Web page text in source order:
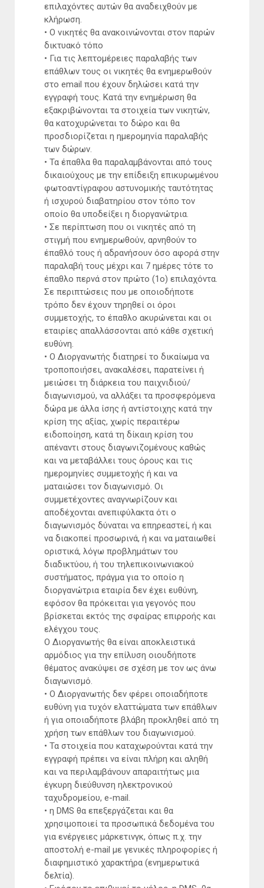
επιλαχόντες αυτών θα αναδειχθούν με
κλήρωση.
• Ο νικητές θα ανακοινώνονται στον παρών
δικτυακό τόπο
• Για τις λεπτομέρειες παραλαβής των
επάθλων τους οι νικητές θα ενημερωθούν
στο email που έχουν δηλώσει κατά την
εγγραφή τους. Κατά την ενημέρωση θα
εξακριβώνονται τα στοιχεία των νικητών,
θα κατοχυρώνεται το δώρο και θα
προσδιορίζεται η ημερομηνία παραλαβής
των δώρων.
• Τα έπαθλα θα παραλαμβάνονται από τους
δικαιούχους με την επίδειξη επικυρωμένου
φωτοαντίγραφου αστυνομικής ταυτότητας
ή ισχυρού διαβατηρίου στον τόπο τον
οποίο θα υποδείξει η διοργανώτρια.
• Σε περίπτωση που οι νικητές από τη
στιγμή που ενημερωθούν, αρνηθούν το
έπαθλό τους ή αδρανήσουν όσο αφορά στην
παραλαβή τους μέχρι και 7 ημέρες τότε το
έπαθλο περνά στον πρώτο (1ο) επιλαχόντα.
Σε περιπτώσεις που με οποιοδήποτε
τρόπο δεν έχουν τηρηθεί οι όροι
συμμετοχής, το έπαθλο ακυρώνεται και οι
εταιρίες απαλλάσσονται από κάθε σχετική
ευθύνη.
• Ο Διοργανωτής διατηρεί το δικαίωμα να
τροποποιήσει, ανακαλέσει, παρατείνει ή
μειώσει τη διάρκεια του παιχνιδιού/
διαγωνισμού, να αλλάξει τα προσφερόμενα
δώρα με άλλα ίσης ή αντίστοιχης κατά την
κρίση της αξίας, χωρίς περαιτέρω
ειδοποίηση, κατά τη δίκαιη κρίση του
απέναντι στους διαγωνιζομένους καθώς
και να μεταβάλλει τους όρους και τις
ημερομηνίες συμμετοχής ή και να
ματαιώσει τον διαγωνισμό. Οι
συμμετέχοντες αναγνωρίζουν και
αποδέχονται ανεπιφύλακτα ότι ο
διαγωνισμός δύναται να επηρεαστεί, ή και
να διακοπεί προσωρινά, ή και να ματαιωθεί
οριστικά, λόγω προβλημάτων του
διαδικτύου, ή του τηλεπικοινωνιακού
συστήματος, πράγμα για το οποίο η
διοργανώτρια εταιρία δεν έχει ευθύνη,
εφόσον θα πρόκειται για γεγονός που
βρίσκεται εκτός της σφαίρας επιρροής και
ελέγχου τους.
Ο Διοργανωτής θα είναι αποκλειστικά
αρμόδιος για την επίλυση οιουδήποτε
θέματος ανακύψει σε σχέση με τον ως άνω
διαγωνισμό.
• Ο Διοργανωτής δεν φέρει οποιαδήποτε
ευθύνη για τυχόν ελαττώματα των επάθλων
ή για οποιαδήποτε βλάβη προκληθεί από τη
χρήση των επάθλων του διαγωνισμού.
• Τα στοιχεία που καταχωρούνται κατά την
εγγραφή πρέπει να είναι πλήρη και αληθή
και να περιλαμβάνουν απαραιτήτως μια
έγκυρη διεύθυνση ηλεκτρονικού
ταχυδρομείου, e-mail.
• η DMS θα επεξεργάζεται και θα
χρησιμοποιεί τα προσωπικά δεδομένα του
για ενέργειες μάρκετινγκ, όπως π.χ. την
αποστολή e-mail με γενικές πληροφορίες ή
διαφημιστικό χαρακτήρα (ενημερωτικά
δελτία).